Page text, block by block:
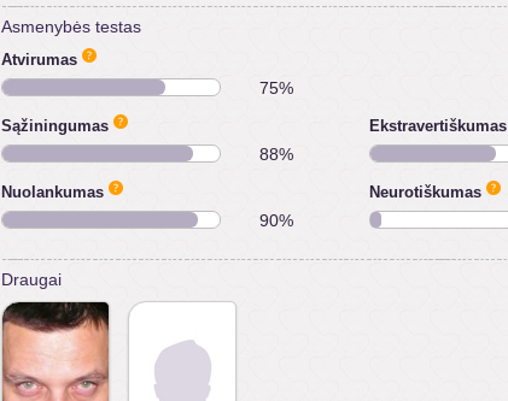
Asmenybės testas
Atvirumas
75%
Sąžiningumas
88%
Ekstravertiškumas
Nuolankumas
90%
Neurotiškumas
Draugai